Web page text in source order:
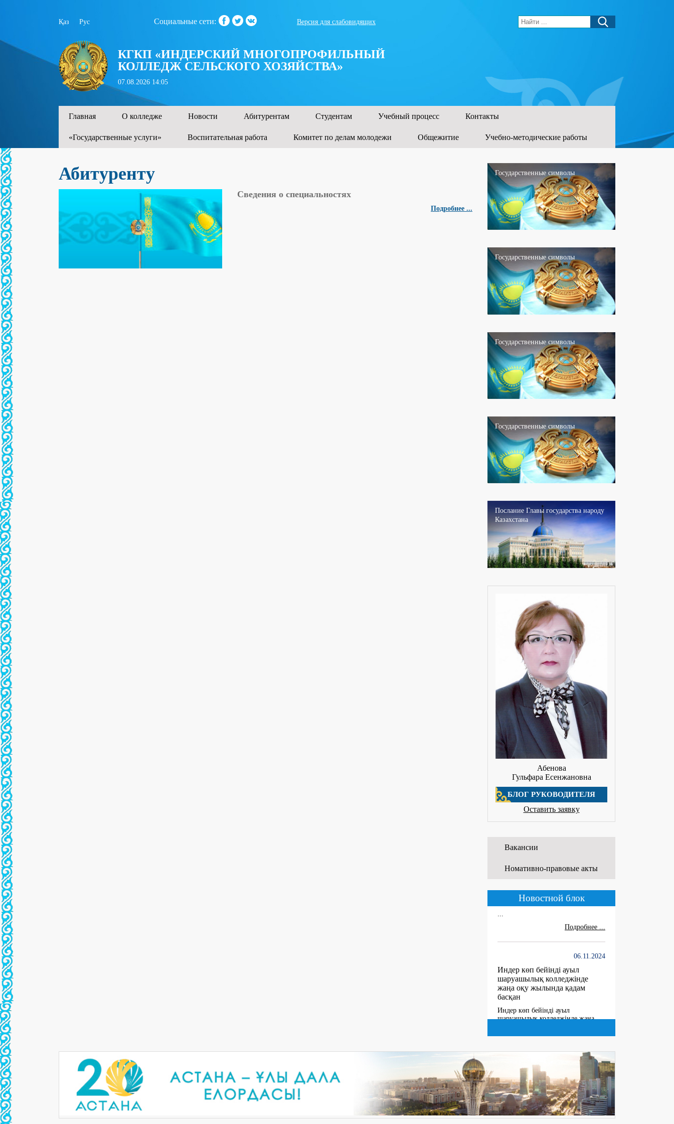
Қаз Рус Социальные сети: Версия для слабовидящих
КГКП «ИНДЕРСКИЙ МНОГОПРОФИЛЬНЫЙ
КОЛЛЕДЖ СЕЛЬСКОГО ХОЗЯЙСТВА»
07.08.2026 14:05
Главная О колледже Новости Абитурентам Студентам Учебный процесс Контакты
«Государственные услуги» Воспитательная работа Комитет по делам молодежи Общежитие Учебно-методические работы
Абитуренту
Сведения о специальностях
Подробнее ...
Государственные символы
Государственные символы
Государственные символы
Государственные символы
Послание Главы государства народу
Казахстана
Абенова
Гульфара Есенжановна
БЛОГ РУКОВОДИТЕЛЯ
Оставить заявку
Вакансии
Номативно-правовые акты
Новостной блок
Подробнее ...
06.11.2024
Индер көп бейінді ауыл
шаруашылық колледжінде
жаңа оқу жылында қадам
басқан
Индер көп бейінді ауыл
шаруашылық колледжінде жаңа
бас! "атты әдістемелік күн колледж
Подробнее ...
27.06.2024
10 мая В 2024 году создана
комиссия по утверждению